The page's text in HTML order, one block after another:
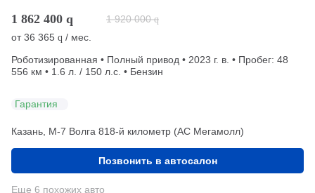
1 862 400 q 1 920 000 q
от36 365 q / мес.
Роботизированная • Полный привод • 2023 г. в. • Пробег: 48
556 км • 1.6 л. / 150 л.с. • Бензин
Гарантия
Казань, М-7 Волга 818-й километр (АС Мегамолл)
Позвонить в автосалон
Еще 6 похожих авто